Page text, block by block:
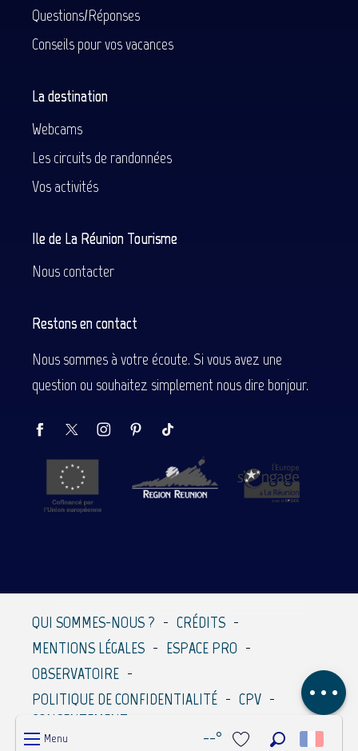
Menu --°
Questions/Réponses
Conseils pour vos vacances
La destination
Webcams
Les circuits de randonnées
Vos activités
Ile de La Réunion Tourisme
Nous contacter
Restons en contact
Nous sommes à votre écoute. Si vous avez une
question ou souhaitez simplement nous dire bonjour.
QUI SOMMES-NOUS ?
CRÉDITS
MENTIONS LÉGALES
ESPACE PRO
OBSERVATOIRE
POLITIQUE DE CONFIDENTIALITÉ
CPV
CONSENTEMENT